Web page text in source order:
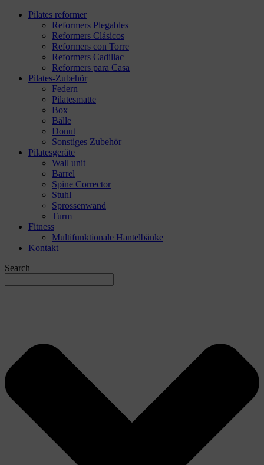
Pilates reformer
Reformers Plegables
Reformers Clásicos
Reformers con Torre
Reformers Cadillac
Reformers para Casa
Pilates-Zubehör
Federn
Pilatesmatte
Box
Bälle
Donut
Sonstiges Zubehör
Pilatesgeräte
Wall unit
Barrel
Spine Corrector
Stuhl
Sprossenwand
Turm
Fitness
Multifunktionale Hantelbänke
Kontakt
Search